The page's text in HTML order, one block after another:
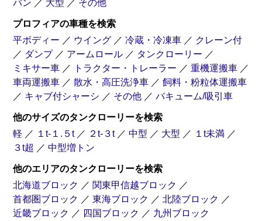
高圧洗浄車 粉粒体運搬車 シャーシ
吸引車
バン ／ 大型 ／ その他
プロフィアの車種を検索
平ボディー ／ ウイング ／ 冷蔵・冷凍車 ／ クレーン付
／ ダンプ ／ アームロール ／ タンクローリー ／
ミキサー車 ／ トラクター・トレーラー ／ 重機運搬車 ／
車両運搬車 ／ 散水・高圧洗浄車 ／ 飼料・粉粒体運搬車
／ キャブ付シャーシ ／ その他 ／ バキューム/吸引車
他のサイズのタンクローリーを検索
軽 ／ １t-１.５t ／ ２t-３t ／ 中型 ／ 大型 ／ １t未満 ／
３t超 ／ 中型増トン
他のエリアのタンクローリーを検索
北海道ブロック ／ 関東甲信越ブロック ／
首都圏ブロック ／ 東海ブロック ／ 北陸ブロック ／
近畿ブロック ／ 四国ブロック ／ 九州ブロック